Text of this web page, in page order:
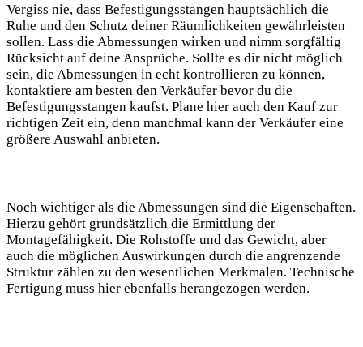
Vergiss nie, dass Befestigungsstangen hauptsächlich die
Ruhe und den Schutz deiner Räumlichkeiten gewährleisten
sollen. Lass die Abmessungen wirken und nimm sorgfältig
Rücksicht auf deine Ansprüche. Sollte es dir nicht möglich
sein, die Abmessungen in echt kontrollieren zu können,
kontaktiere am besten den Verkäufer bevor du die
Befestigungsstangen kaufst. Plane hier auch den Kauf zur
richtigen Zeit ein, denn manchmal kann der Verkäufer eine
größere Auswahl anbieten.
Noch wichtiger als die Abmessungen sind die Eigenschaften.
Hierzu gehört grundsätzlich die Ermittlung der
Montagefähigkeit. Die Rohstoffe und das Gewicht, aber
auch die möglichen Auswirkungen durch die angrenzende
Struktur zählen zu den wesentlichen Merkmalen. Technische
Fertigung muss hier ebenfalls herangezogen werden.